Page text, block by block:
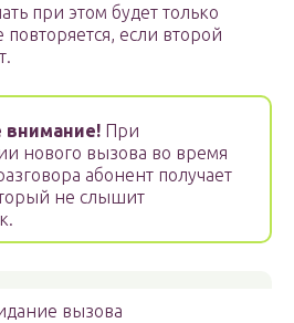
при этом будет только
если второй
внимание! При
нового вызова во время
абонент получает
не слышит
вызова